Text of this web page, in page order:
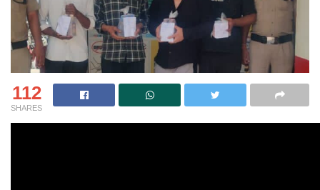
112
SHARES